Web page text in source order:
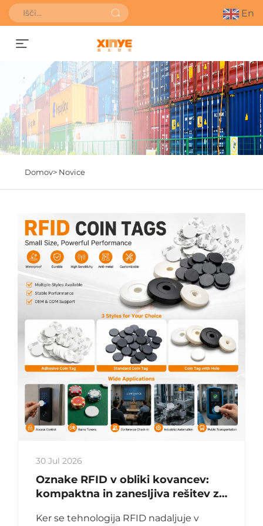
En
Pridobite ponudbo
Domov> Novice
30 Jul 2026
Oznake RFID v obliki kovancev:
kompaktna in zanesljiva rešitev za
upravljanje sredstev
Ker se tehnologija RFID nadaljuje v